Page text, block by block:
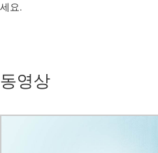
세요. ​​​​​​​​​​​​​​
동영상